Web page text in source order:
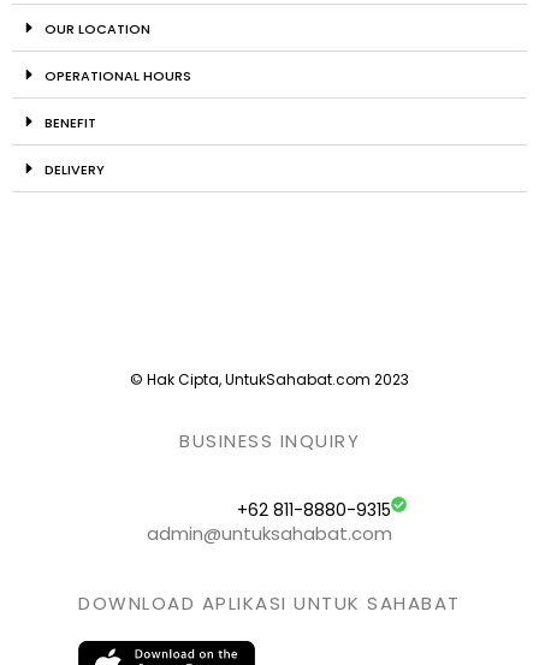
OUR LOCATION
OPERATIONAL HOURS
BENEFIT
DELIVERY
© Hak Cipta, UntukSahabat.com 2023
BUSINESS INQUIRY
+62 811-8880-9315
admin@untuksahabat.com
DOWNLOAD APLIKASI UNTUK SAHABAT